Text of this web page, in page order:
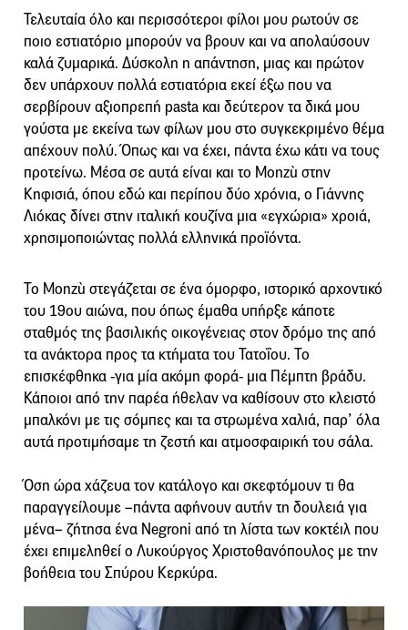
Τελευταία όλο και περισσότεροι φίλοι μου ρωτούν σε
ποιο εστιατόριο μπορούν να βρουν και να απολαύσουν
καλά ζυμαρικά. Δύσκολη η απάντηση, μιας και πρώτον
δεν υπάρχουν πολλά εστιατόρια εκεί έξω που να
σερβίρουν αξιοπρεπή pasta και δεύτερον τα δικά μου
γούστα με εκείνα των φίλων μου στο συγκεκριμένο θέμα
απέχουν πολύ. Όπως και να έχει, πάντα έχω κάτι να τους
προτείνω. Μέσα σε αυτά είναι και το Monzù στην
Κηφισιά, όπου εδώ και περίπου δύο χρόνια, ο Γιάννης
Λιόκας δίνει στην ιταλική κουζίνα μια «εγχώρια» χροιά,
χρησιμοποιώντας πολλά ελληνικά προϊόντα.
Το Monzù στεγάζεται σε ένα όμορφο, ιστορικό αρχοντικό
του 19ου αιώνα, που όπως έμαθα υπήρξε κάποτε
σταθμός της βασιλικής οικογένειας στον δρόμο της από
τα ανάκτορα προς τα κτήματα του Τατοΐου. Το
επισκέφθηκα -για μία ακόμη φορά- μια Πέμπτη βράδυ.
Κάποιοι από την παρέα ήθελαν να καθίσουν στο κλειστό
μπαλκόνι με τις σόμπες και τα στρωμένα χαλιά, παρ’ όλα
αυτά προτιμήσαμε τη ζεστή και ατμοσφαιρική του σάλα.
Όση ώρα χάζευα τον κατάλογο και σκεφτόμουν τι θα
παραγγείλουμε –πάντα αφήνουν αυτήν τη δουλειά για
μένα– ζήτησα ένα Negroni από τη λίστα των κοκτέιλ που
έχει επιμεληθεί ο Λυκούργος Χριστοθανόπουλος με την
βοήθεια του Σπύρου Κερκύρα.